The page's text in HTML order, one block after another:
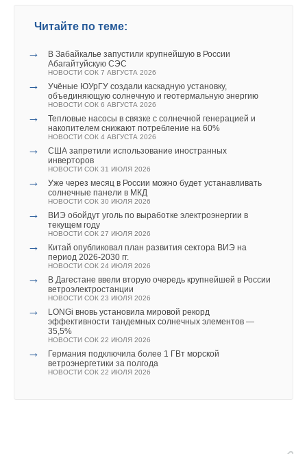
Читайте по теме:
→
В Забайкалье запустили крупнейшую в России
Абагайтуйскую СЭС
НОВОСТИ СОК 7 АВГУСТА 2026
→
Учёные ЮУрГУ создали каскадную установку,
объединяющую солнечную и геотермальную энергию
НОВОСТИ СОК 6 АВГУСТА 2026
→
Тепловые насосы в связке с солнечной генерацией и
накопителем снижают потребление на 60%
НОВОСТИ СОК 4 АВГУСТА 2026
→
США запретили использование иностранных
инверторов
НОВОСТИ СОК 31 ИЮЛЯ 2026
→
Уже через месяц в России можно будет устанавливать
солнечные панели в МКД
НОВОСТИ СОК 30 ИЮЛЯ 2026
→
ВИЭ обойдут уголь по выработке электроэнергии в
текущем году
НОВОСТИ СОК 27 ИЮЛЯ 2026
→
Китай опубликовал план развития сектора ВИЭ на
период 2026-2030 гг.
НОВОСТИ СОК 24 ИЮЛЯ 2026
→
В Дагестане ввели вторую очередь крупнейшей в России
ветроэлектростанции
НОВОСТИ СОК 23 ИЮЛЯ 2026
→
LONGi вновь установила мировой рекорд
эффективности тандемных солнечных элементов —
35,5%
НОВОСТИ СОК 22 ИЮЛЯ 2026
→
Германия подключила более 1 ГВт морской
ветроэнергетики за полгода
НОВОСТИ СОК 22 ИЮЛЯ 2026
→
Учёные ЮУрГУ создали каскадную установку,
объединяющую солнечную и геотермальную энергию
→
Тепловые насосы в связке с солнечной генерацией и
накопителем снижают потребление на 60%
НОВОСТИ СОК 4 АВГУСТА 2026
→
США запретили использование иностранных
инверторов
НОВОСТИ СОК 31 ИЮЛЯ 2026
→
Уже через месяц в России можно будет устанавливать
солнечные панели в МКД
НОВОСТИ СОК 30 ИЮЛЯ 2026
→
ВИЭ обойдут уголь по выработке электроэнергии в
текущем году
НОВОСТИ СОК 27 ИЮЛЯ 2026
→
Китай опубликовал план развития сектора ВИЭ на
период 2026-2030 гг.
НОВОСТИ СОК 24 ИЮЛЯ 2026
→
В Дагестане ввели вторую очередь крупнейшей в России
ветроэлектростанции
НОВОСТИ СОК 23 ИЮЛЯ 2026
→
LONGi вновь установила мировой рекорд
эффективности тандемных солнечных элементов —
35,5%
→
Германия подключила более 1 ГВт морской
ветроэнергетики за полгода